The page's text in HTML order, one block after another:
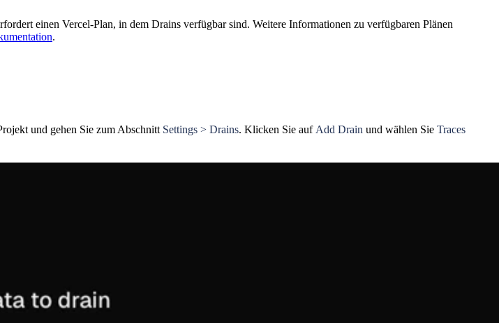
einen Vercel-Plan, in dem Drains verfügbar sind. Weitere Informationen zu verfügbaren Plänen
.
und gehen Sie zum Abschnitt Settings > Drains. Klicken Sie auf Add Drain und wählen Sie Traces